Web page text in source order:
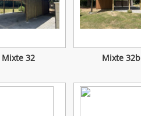
Mixte 32 Mixte 32b